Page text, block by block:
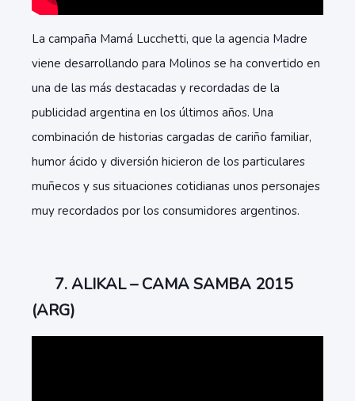
La campaña Mamá Lucchetti, que la agencia Madre
viene desarrollando para Molinos se ha convertido en
una de las más destacadas y recordadas de la
publicidad argentina en los últimos años. Una
combinación de historias cargadas de cariño familiar,
humor ácido y diversión hicieron de los particulares
muñecos y sus situaciones cotidianas unos personajes
muy recordados por los consumidores argentinos.
7. ALIKAL – CAMA SAMBA 2015
(ARG)